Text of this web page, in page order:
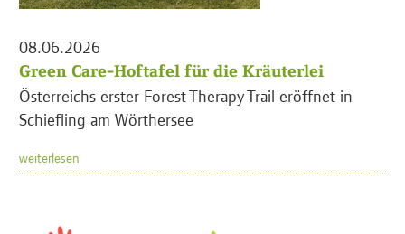
08.06.2026
Green Care-Hoftafel für die Kräuterlei
Österreichs erster Forest Therapy Trail eröffnet in
Schiefling am Wörthersee
weiterlesen